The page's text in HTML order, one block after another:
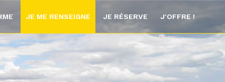
JE ME RENSEIGNE JE RÉSERVE J'OFFRE !